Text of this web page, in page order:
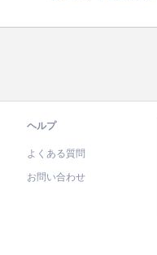
ヘルプ
よくある質問
お問い合わせ